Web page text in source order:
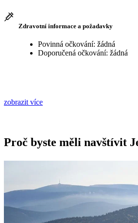
Zdravotní informace a požadavky
Povinná očkování: žádná
Doporučená očkování: žádná
zobrazit více
Proč byste měli navštívit